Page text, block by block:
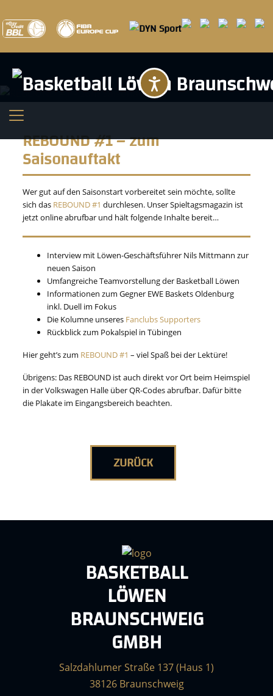
REBOUND #1 – zum
Saisonauftakt
Wer gut auf den Saisonstart vorbereitet sein möchte, sollte
sich das REBOUND #1 durchlesen. Unser Spieltagsmagazin ist
jetzt online abrufbar und hält folgende Inhalte bereit…
Interview mit Löwen-Geschäftsführer Nils Mittmann zur
neuen Saison
Umfangreiche Teamvorstellung der Basketball Löwen
Informationen zum Gegner EWE Baskets Oldenburg
inkl. Duell im Fokus
Die Kolumne unseres Fanclubs Supporters
Rückblick zum Pokalspiel in Tübingen
Hier geht’s zum REBOUND #1 – viel Spaß bei der Lektüre!
Übrigens: Das REBOUND ist auch direkt vor Ort beim Heimspiel
in der Volkswagen Halle über QR-Codes abrufbar. Dafür bitte
die Plakate im Eingangsbereich beachten.
ZURÜCK
BASKETBALL
LÖWEN
BRAUNSCHWEIG
GMBH
Salzdahlumer Straße 137 (Haus 1)
38126 Braunschweig